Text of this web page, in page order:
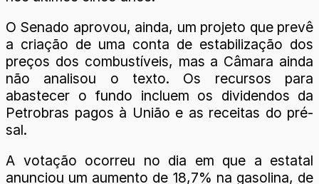
O Senado aprovou, ainda, um projeto que prevê
a criação de uma conta de estabilização dos
preços dos combustíveis, mas a Câmara ainda
não analisou o texto. Os recursos para
abastecer o fundo incluem os dividendos da
Petrobras pagos à União e as receitas do pré-
sal.
A votação ocorreu no dia em que a estatal
anunciou um aumento de 18,7% na gasolina, de